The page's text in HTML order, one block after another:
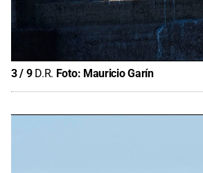
3/ 9 D.R. Foto: Mauricio Garín